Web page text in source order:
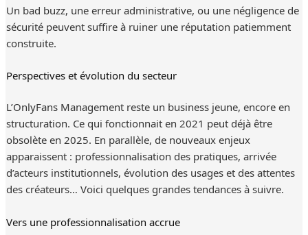
Un bad buzz, une erreur administrative, ou une négligence de
sécurité peuvent suffire à ruiner une réputation patiemment
construite.
Perspectives et évolution du secteur
L’OnlyFans Management reste un business jeune, encore en
structuration. Ce qui fonctionnait en 2021 peut déjà être
obsolète en 2025. En parallèle, de nouveaux enjeux
apparaissent : professionnalisation des pratiques, arrivée
d’acteurs institutionnels, évolution des usages et des attentes
des créateurs… Voici quelques grandes tendances à suivre.
Vers une professionnalisation accrue